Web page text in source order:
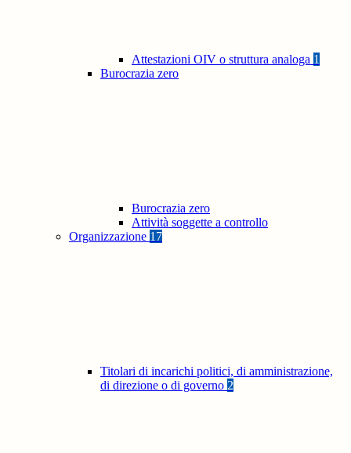
Attestazioni OIV o struttura analoga 1
Burocrazia zero
Burocrazia zero
Attività soggette a controllo
Organizzazione 17
Titolari di incarichi politici, di amministrazione,
di direzione o di governo 2